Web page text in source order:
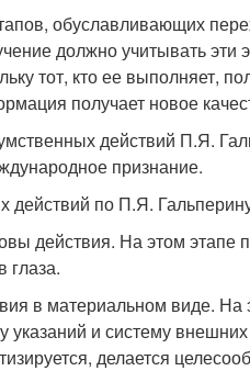
обуславливающих
должно учитывать
тот, кто ее выполняет,
получает новое
действий П.Я.
признание.
по П.Я.
действия. На этом этапе
глаза.
в материальном виде.
указаний и систему
делается